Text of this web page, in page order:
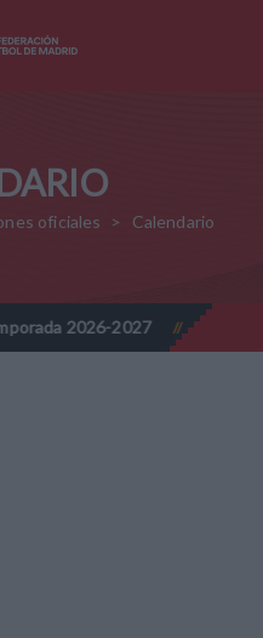
oficiales Calendario
2027 // Nota Informativa